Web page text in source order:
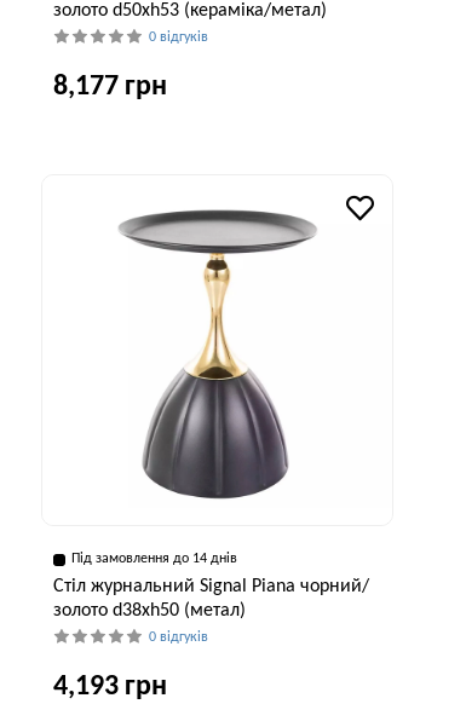
золото d50хh53 (кераміка/метал)
0 відгуків
8,177 грн
53 см
Під замовлення до 14 днів
Стіл журнальний Signal Piana чорний/
золото d38хh50 (метал)
0 відгуків
4,193 грн